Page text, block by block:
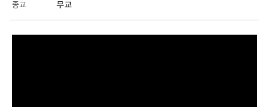
종교 무교